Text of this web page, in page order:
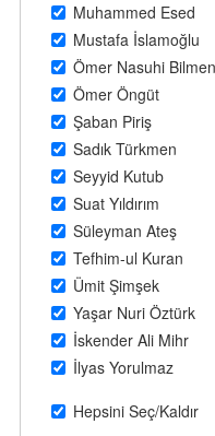
Muhammed Esed
Mustafa İslamoğlu
Ömer Nasuhi Bilmen
Ömer Öngüt
Şaban Piriş
Sadık Türkmen
Seyyid Kutub
Suat Yıldırım
Süleyman Ateş
Tefhim-ul Kuran
Ümit Şimşek
Yaşar Nuri Öztürk
İskender Ali Mihr
İlyas Yorulmaz
Hepsini Seç/Kaldır